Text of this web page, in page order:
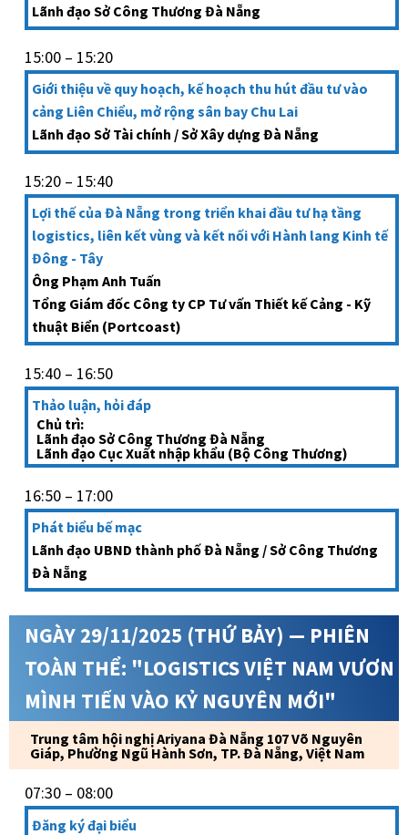
Lãnh đạo Sở Công Thương Đà Nẵng
15:00 – 15:20
Giới thiệu về quy hoạch, kế hoạch thu hút đầu tư vào
cảng Liên Chiểu, mở rộng sân bay Chu Lai
Lãnh đạo Sở Tài chính / Sở Xây dựng Đà Nẵng
15:20 – 15:40
Lợi thế của Đà Nẵng trong triển khai đầu tư hạ tầng
logistics, liên kết vùng và kết nối với Hành lang Kinh tế
Đông - Tây
Ông Phạm Anh Tuấn
Tổng Giám đốc Công ty CP Tư vấn Thiết kế Cảng - Kỹ
thuật Biển (Portcoast)
15:40 – 16:50
Thảo luận, hỏi đáp
Chủ trì:
Lãnh đạo Sở Công Thương Đà Nẵng
Lãnh đạo Cục Xuất nhập khẩu (Bộ Công Thương)
16:50 – 17:00
Phát biểu bế mạc
Lãnh đạo UBND thành phố Đà Nẵng / Sở Công Thương
Đà Nẵng
NGÀY 29/11/2025 (THỨ BẢY) — PHIÊN
TOÀN THỂ: "LOGISTICS VIỆT NAM VƯƠN
MÌNH TIẾN VÀO KỶ NGUYÊN MỚI"
Trung tâm hội nghị Ariyana Đà Nẵng 107 Võ Nguyên
Giáp, Phường Ngũ Hành Sơn, TP. Đà Nẵng, Việt Nam
07:30 – 08:00
Đăng ký đại biểu